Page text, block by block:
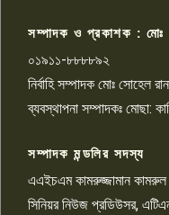
১০
সম্পাদক ও প্রকাশক :
০১৯১১-৮৮৮৮৯২
নির্বাহি সম্পাদক মোঃ সোহেল
ব্যবস্থাপনা সম্পাদকঃ মোছা:
সম্পাদক মন্ডলির সদস্য
এএইচএম কামরুজ্জামান কামরুল
সিনিয়র নিউজ প্রডিউসর,